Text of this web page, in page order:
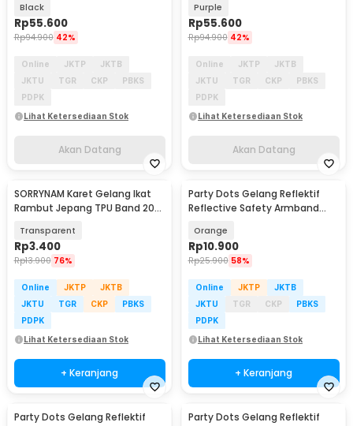
Black
Rp55.600
Rp94.900 42%
Online JKTP
JKTB
JKTU
TGR CKP
PBKS
PDPK
Lihat Ketersediaan Stok
Akan Datang
Purple
Rp55.600
Rp94.900 42%
Online JKTP
JKTB
JKTU
TGR CKP
PBKS
PDPK
Lihat Ketersediaan Stok
Akan Datang
SORRYNAM Karet Gelang Ikat
Rambut Jepang TPU Band 200
Transparent
Rp3.400
Rp13.900 76%
Online JKTP
JKTB
JKTU
TGR CKP
PBKS
PDPK
Lihat Ketersediaan Stok
+ Keranjang
Party Dots Gelang Reflektif
Reflective Safety Armband
Orange
Rp10.900
Rp25.900 58%
Online JKTP
JKTB
JKTU
TGR CKP
PBKS
PDPK
Lihat Ketersediaan Stok
+ Keranjang
Party Dots Gelang Reflektif
Party Dots Gelang Reflektif